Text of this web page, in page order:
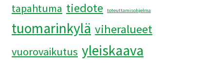
tapahtuma tiedote toteuttamisohjelma
tuomarinkylä viheralueet
vuorovaikutus yleiskaava